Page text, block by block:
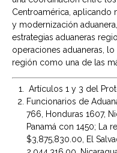
Centroamérica,
y modernización
estrategias aduaneras
operaciones aduaneras,
región como una de las
Artículos 1 y 3 del
Funcionarios de
766, Honduras 1607,
Panamá con 1450; La
$3,875,830.00, El